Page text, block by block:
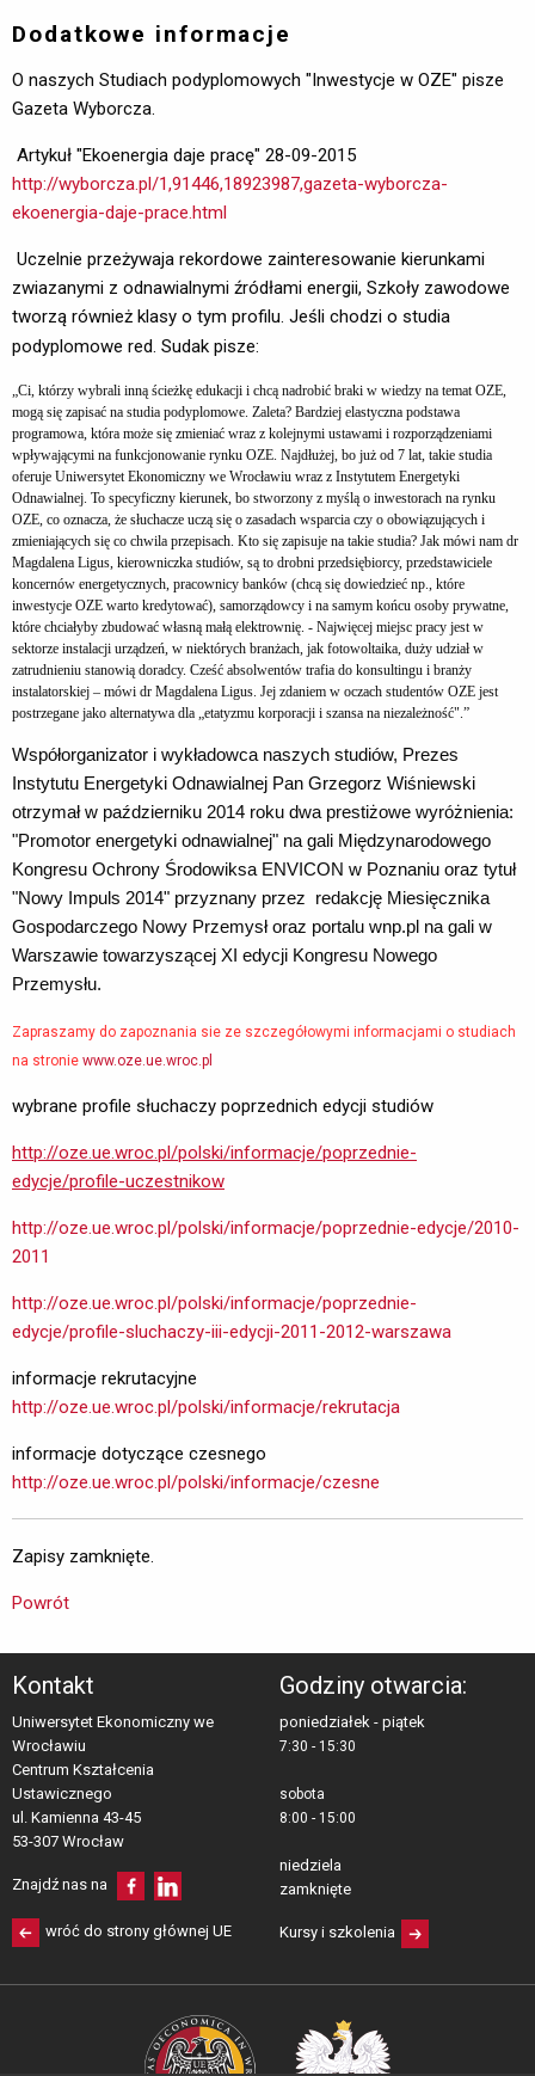
Dodatkowe informacje
O naszych Studiach podyplomowych "Inwestycje w OZE" pisze
Gazeta Wyborcza.
Artykuł "Ekoenergia daje pracę" 28-09-2015
http://wyborcza.pl/1,91446,18923987,gazeta-wyborcza-
ekoenergia-daje-prace.html
Uczelnie przeżywaja rekordowe zainteresowanie kierunkami
zwiazanymi z odnawialnymi źródłami energii, Szkoły zawodowe
tworzą również klasy o tym profilu. Jeśli chodzi o studia
podyplomowe red. Sudak pisze:
„Ci, którzy wybrali inną ścieżkę edukacji i chcą nadrobić braki w wiedzy na temat OZE,
mogą się zapisać na studia podyplomowe. Zaleta? Bardziej elastyczna podstawa
programowa, która może się zmieniać wraz z kolejnymi ustawami i rozporządzeniami
wpływającymi na funkcjonowanie rynku OZE. Najdłużej, bo już od 7 lat, takie studia
oferuje Uniwersytet Ekonomiczny we Wrocławiu wraz z Instytutem Energetyki
Odnawialnej. To specyficzny kierunek, bo stworzony z myślą o inwestorach na rynku
OZE, co oznacza, że słuchacze uczą się o zasadach wsparcia czy o obowiązujących i
zmieniających się co chwila przepisach. Kto się zapisuje na takie studia? Jak mówi nam dr
Magdalena Ligus, kierowniczka studiów, są to drobni przedsiębiorcy, przedstawiciele
koncernów energetycznych, pracownicy banków (chcą się dowiedzieć np., które
inwestycje OZE warto kredytować), samorządowcy i na samym końcu osoby prywatne,
które chciałyby zbudować własną małą elektrownię. - Najwięcej miejsc pracy jest w
sektorze instalacji urządzeń, w niektórych branżach, jak fotowoltaika, duży udział w
zatrudnieniu stanowią doradcy. Cześć absolwentów trafia do konsultingu i branży
instalatorskiej – mówi dr Magdalena Ligus. Jej zdaniem w oczach studentów OZE jest
postrzegane jako alternatywa dla „etatyzmu korporacji i szansa na niezależność".”
Współorganizator i wykładowca naszych studiów, Prezes
Instytutu Energetyki Odnawialnej Pan Grzegorz Wiśniewski
otrzymał w październiku 2014 roku dwa prestiżowe wyróżnienia:
"Promotor energetyki odnawialnej" na gali Międzynarodowego
Kongresu Ochrony Środowiksa ENVICON w Poznaniu oraz tytuł
"Nowy Impuls 2014" przyznany przez redakcję Miesięcznika
Gospodarczego Nowy Przemysł oraz portalu wnp.pl na gali w
Warszawie towarzyszącej XI edycji Kongresu Nowego
Przemysłu.
Zapraszamy do zapoznania sie ze szczegółowymi informacjami o studiach
na stronie www.oze.ue.wroc.pl
wybrane profile słuchaczy poprzednich edycji studiów
http://oze.ue.wroc.pl/polski/informacje/poprzednie-
edycje/profile-uczestnikow
http://oze.ue.wroc.pl/polski/informacje/poprzednie-edycje/2010-
2011
http://oze.ue.wroc.pl/polski/informacje/poprzednie-
edycje/profile-sluchaczy-iii-edycji-2011-2012-warszawa
informacje rekrutacyjne
http://oze.ue.wroc.pl/polski/informacje/rekrutacja
informacje dotyczące czesnego
http://oze.ue.wroc.pl/polski/informacje/czesne
Zapisy zamknięte.
Powrót
Kontakt
Uniwersytet Ekonomiczny we
Wrocławiu
Centrum Kształcenia
Ustawicznego
ul. Kamienna 43-45
53-307 Wrocław
Znajdź nas na
wróć do strony głównej UE
Godziny otwarcia:
poniedziałek - piątek
7:30 - 15:30
sobota
8:00 - 15:00
niedziela
zamknięte
Kursy i szkolenia